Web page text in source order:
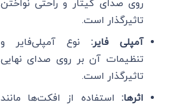
روی صدای گیتار و راحتی نواختن
تاثیرگذار است.
آمپلی فایر: نوع آمپلی‌فایر و
تنظیمات آن بر روی صدای نهایی
تاثیرگذار است.
اثرها: استفاده از افکت‌ها مانند